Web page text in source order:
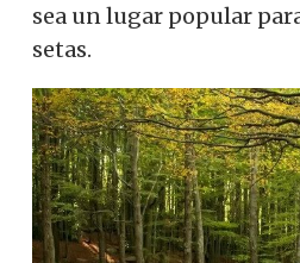
sea un lugar popular
setas.